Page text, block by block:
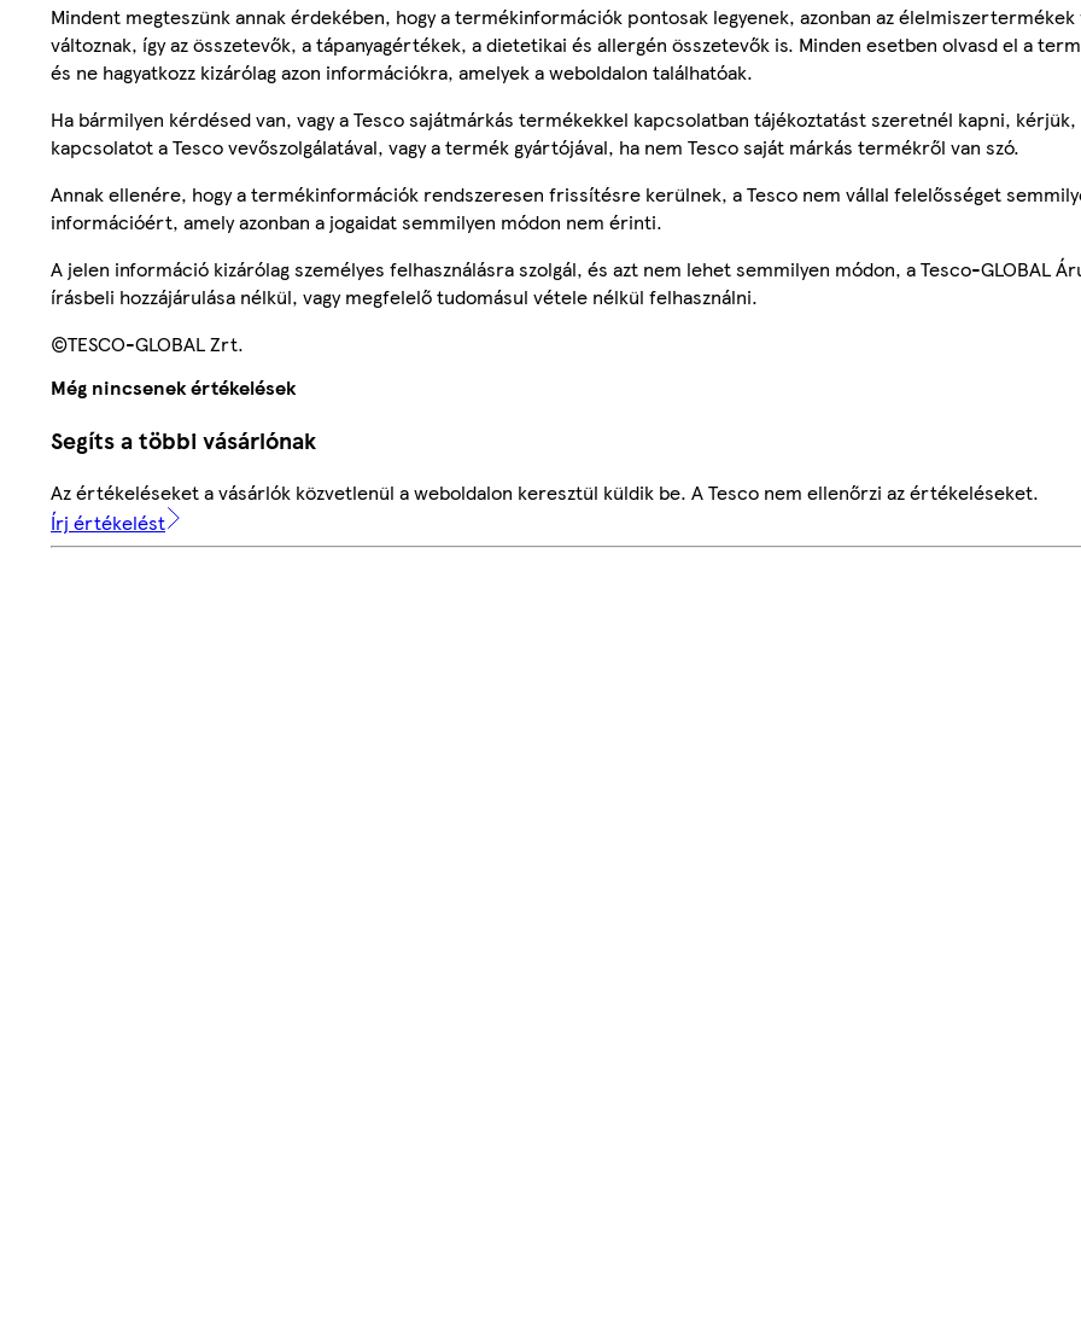
Mindent megteszünk annak érdekében, hogy a termékinformációk pontosak legyenek, azonban az élelmiszertermékek
változnak, így az összetevők, a tápanyagértékek, a dietetikai és allergén összetevők is. Minden esetben olvasd el a
és ne hagyatkozz kizárólag azon információkra, amelyek a weboldalon találhatóak.
Ha bármilyen kérdésed van, vagy a Tesco sajátmárkás termékekkel kapcsolatban tájékoztatást szeretnél kapni, kérjük,
kapcsolatot a Tesco vevőszolgálatával, vagy a termék gyártójával, ha nem Tesco saját márkás termékről van szó.
Annak ellenére, hogy a termékinformációk rendszeresen frissítésre kerülnek, a Tesco nem vállal felelősséget
információért, amely azonban a jogaidat semmilyen módon nem érinti.
A jelen információ kizárólag személyes felhasználásra szolgál, és azt nem lehet semmilyen módon, a Tesco-GLOBAL
írásbeli hozzájárulása nélkül, vagy megfelelő tudomásul vétele nélkül felhasználni.
©TESCO-GLOBAL Zrt.
Még nincsenek értékelések
Segíts a többi vásárlónak
Az értékeléseket a vásárlók közvetlenül a weboldalon keresztül küldik be. A Tesco nem ellenőrzi az értékeléseket.
Írj értékelést